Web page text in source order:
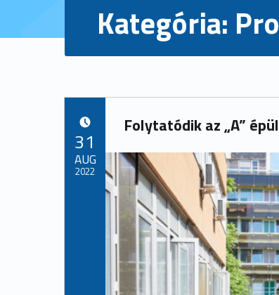
Kategória:
Folytatódik az „A”
31
AUG
2022